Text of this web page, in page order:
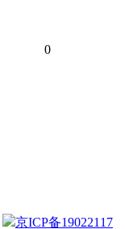
0
京ICP备19022117